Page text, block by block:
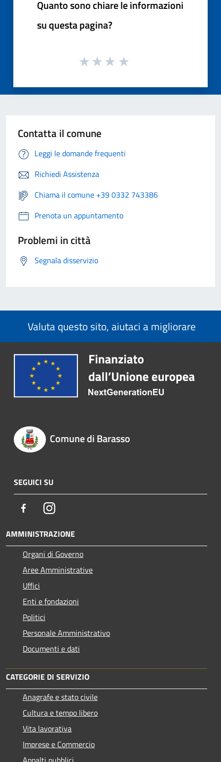
Quanto sono chiare le informazioni
su questa pagina?
Contatta il comune
Leggi le domande frequenti
Richiedi Assistenza
Chiama il comune +39 0332 743386
Prenota un appuntamento
Problemi in città
Segnala disservizio
Valuta questo sito, aiutaci a migliorare
Comune di Barasso
SEGUICI SU
FacebookInstagram
AMMINISTRAZIONE
Organi di Governo
Aree Amministrative
Uffici
Enti e fondazioni
Politici
Personale Amministrativo
Documenti e dati
CATEGORIE DI SERVIZIO
Anagrafe e stato civile
Cultura e tempo libero
Vita lavorativa
Imprese e Commercio